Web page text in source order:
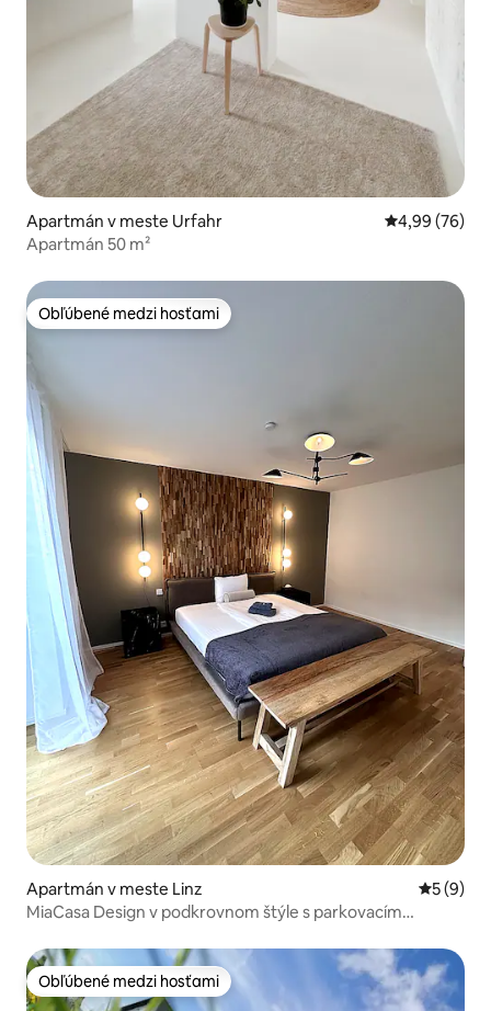
Apartmán v meste Urfahr Priemerné
4,99 (76)
Apartmán 50 m²
Obľúbené medzi hosťami
Obľúbené medzi hosťami
Apartmán v meste Linz
5 (9)
MiaCasa Design v podkrovnom štýle s parkovacím
Obľúbené medzi hosťami
Obľúbené medzi hosťami